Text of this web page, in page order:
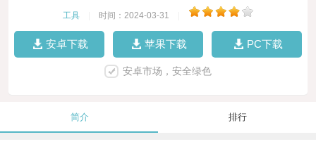
工具 时间：2024-03-31
安卓下载 苹果下载 PC下载
安卓市场，安全绿色
简介 排行